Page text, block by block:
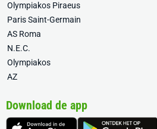
Olympiakos Piraeus
Paris Saint-Germain
AS Roma
N.E.C.
Olympiakos
AZ
Download de app